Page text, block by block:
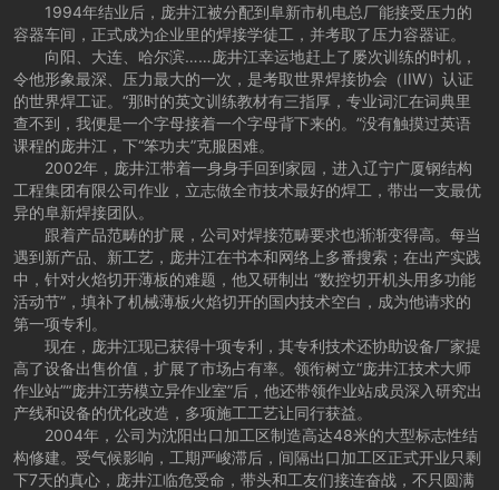
1994年结业后，庞井江被分配到阜新市机电总厂能接受压力的
容器车间，正式成为企业里的焊接学徒工，并考取了压力容器证。
向阳、大连、哈尔滨……庞井江幸运地赶上了屡次训练的时机，
令他形象最深、压力最大的一次，是考取世界焊接协会（IIW）认证
的世界焊工证。“那时的英文训练教材有三指厚，专业词汇在词典里
查不到，我便是一个字母接着一个字母背下来的。”没有触摸过英语
课程的庞井江，下“笨功夫”克服困难。
2002年，庞井江带着一身身手回到家园，进入辽宁广厦钢结构
工程集团有限公司作业，立志做全市技术最好的焊工，带出一支最优
异的阜新焊接团队。
跟着产品范畴的扩展，公司对焊接范畴要求也渐渐变得高。每当
遇到新产品、新工艺，庞井江在书本和网络上多番搜索；在出产实践
中，针对火焰切开薄板的难题，他又研制出 “数控切开机头用多功能
活动节”，填补了机械薄板火焰切开的国内技术空白，成为他请求的
第一项专利。
现在，庞井江现已获得十项专利，其专利技术还协助设备厂家提
高了设备出售价值，扩展了市场占有率。领衔树立“庞井江技术大师
作业站”“庞井江劳模立异作业室”后，他还带领作业站成员深入研究出
产线和设备的优化改造，多项施工工艺让同行获益。
2004年，公司为沈阳出口加工区制造高达48米的大型标志性结
构修建。受气候影响，工期严峻滞后，间隔出口加工区正式开业只剩
下7天的真心，庞井江临危受命，带头和工友们接连奋战，不只圆满